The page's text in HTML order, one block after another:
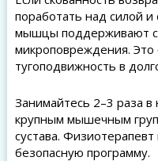
поработать над силой
мышцы поддерживают
микроповреждения.
тугоподвижность в
Занимайтесь 2–3 раза
крупным мышечным
сустава.
безопасную программу.